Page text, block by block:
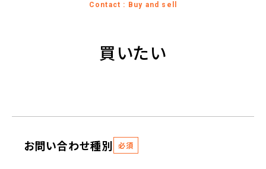
Contact : Buy and sell
買いたい
お問い合わせ種別 必須